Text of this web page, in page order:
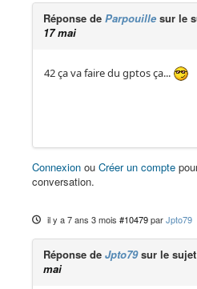
Réponse de Parpouillesur le
17 mai
42 ça va faire du gptos ça...
Connexionou Créer un compte
conversation.
il y a 7 ans 3 mois #10479 parJpto79
Réponse de Jpto79sur le sujet
mai